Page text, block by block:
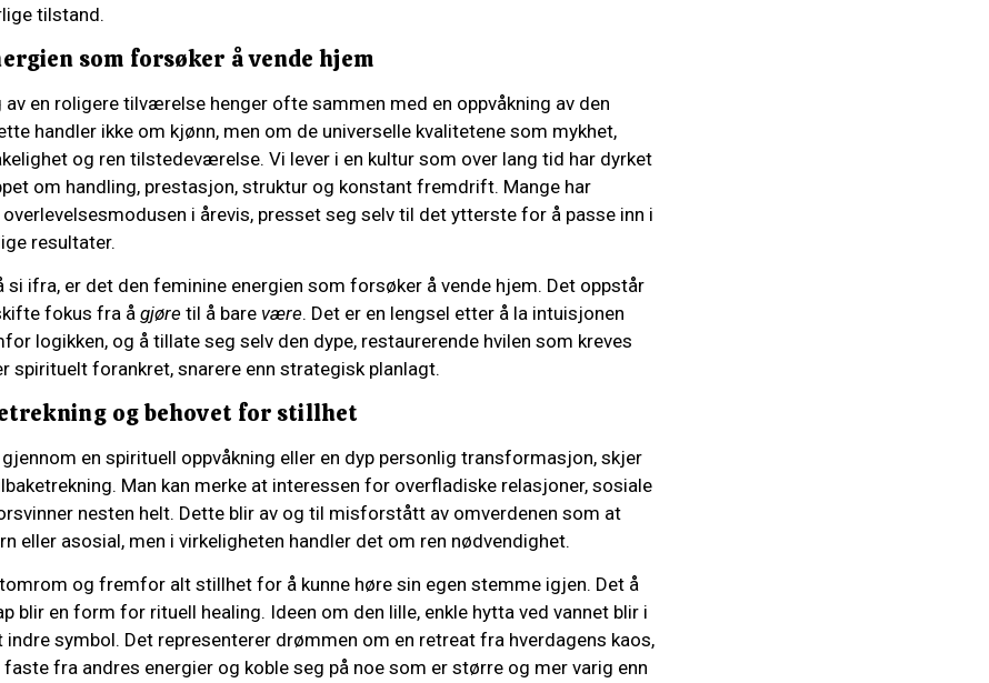
tilstand.
som forsøker å vende hjem
en roligere tilværelse henger ofte sammen med en oppvåkning av den
handler ikke om kjønn, men om de universelle kvalitetene som mykhet,
og ren tilstedeværelse. Vi lever i en kultur som over lang tid har dyrket
om handling, prestasjon, struktur og konstant fremdrift. Mange har
i årevis, presset seg selv til det ytterste for å passe inn i
resultater.
si ifra, er det den feminine energien som forsøker å vende hjem. Det oppstår
fokus fra å gjøre til å bare være. Det er en lengsel etter å la intuisjonen
logikken, og å tillate seg selv den dype, restaurerende hvilen som kreves
spirituelt forankret, snarere enn strategisk planlagt.
og behovet for stillhet
en spirituell oppvåkning eller en dyp personlig transformasjon, skjer
Man kan merke at interessen for overfladiske relasjoner, sosiale
nesten helt. Dette blir av og til misforstått av omverdenen som at
eller asosial, men i virkeligheten handler det om ren nødvendighet.
og fremfor alt stillhet for å kunne høre sin egen stemme igjen. Det å
blir en form for rituell healing. Ideen om den lille, enkle hytta ved vannet blir i
symbol. Det representerer drømmen om en retreat fra hverdagens kaos,
fra andres energier og koble seg på noe som er større og mer varig enn